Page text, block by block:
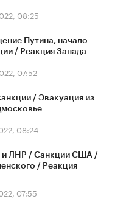
08:25
Путина, начало
/ Реакция Запада
07:52
/ Эвакуация из
08:24
и ЛНР / Санкции США /
/ Реакция
07:55